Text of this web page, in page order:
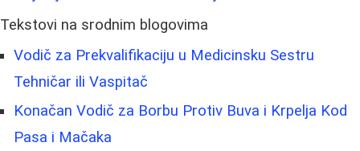
Tekstovi na srodnim blogovima
Vodič za Prekvalifikaciju u Medicinsku Sestru
Tehničar ili Vaspitač
Konačan Vodič za Borbu Protiv Buva i Krpelja Kod
Pasa i Mačaka